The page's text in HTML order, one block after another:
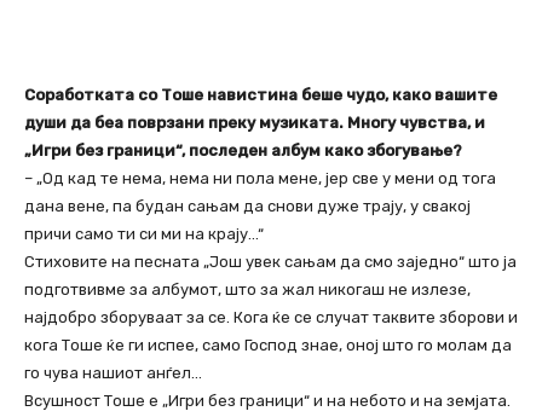
Соработката со Тоше навистина беше чудо, како вашите
души да беа поврзани преку музиката. Многу чувства, и
„Игри без граници“, последен албум како збогување?
– „Од кад те нема, нема ни пола мене, јер све у мени од тога
дана вене, па будан сањам да снови дуже трају, у свакој
причи само ти си ми на крају…“
Стиховите на песната „Још увек сањам да смо заједно“ што ја
подготвивме за албумот, што за жал никогаш не излезе,
најдобро зборуваат за се. Кога ќе се случат таквите зборови и
кога Тоше ќе ги испее, само Господ знае, оној што го молам да
го чува нашиот анѓел…
Всушност Тоше е „Игри без граници“ и на небото и на земјата.